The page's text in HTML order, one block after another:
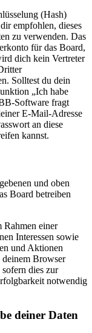
(Hash)
empfohlen, dieses
zu verwenden. Das
für das Board,
dich kein Vertreter
Solltest du dein
„Ich habe
Software fragt
E-Mail-Adresse
an diese
kannst.
und oben
Board betreiben
Rahmen einer
Interessen sowie
und Aktionen
deinem Browser
dies zur
notwendig
deiner Daten